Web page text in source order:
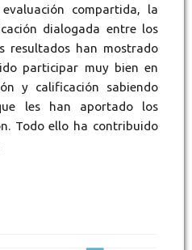
compartida, la
dialogada entre los
resultados han mostrado
participar muy bien en
y calificación sabiendo
les han aportado los
Todo ello ha contribuido